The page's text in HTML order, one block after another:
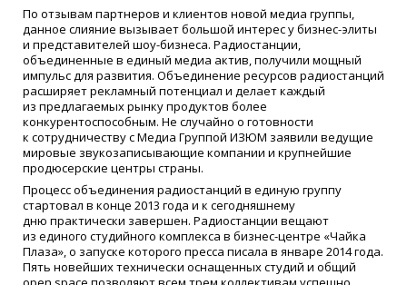
По отзывам партнеров и клиентов новой медиа группы,
данное слияние вызывает большой интерес у бизнес-элиты
и представителей шоу-бизнеса. Радиостанции,
объединенные в единый медиа актив, получили мощный
импульс для развития. Объединение ресурсов радиостанций
расширяет рекламный потенциал и делает каждый
из предлагаемых рынку продуктов более
конкурентоспособным. Не случайно о готовности
к сотрудничеству с Медиа Группой ИЗЮМ заявили ведущие
мировые звукозаписывающие компании и крупнейшие
продюсерские центры страны.
Процесс объединения радиостанций в единую группу
стартовал в конце 2013 года и к сегодняшнему
дню практически завершен. Радиостанции вещают
из единого студийного комплекса в бизнес-центре «Чайка
Плаза», о запуске которого пресса писала в январе 2014 года.
Пять новейших технически оснащенных студий и общий